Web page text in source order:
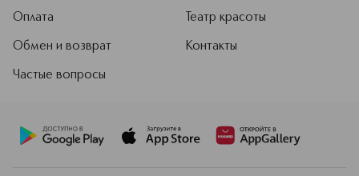
Оплата
Обмен и возврат
Частые вопросы
Театр красоты
Контакты